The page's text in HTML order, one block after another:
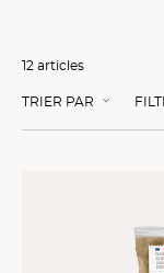
12 articles
TRIER PAR